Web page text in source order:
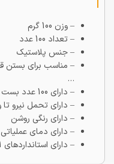
– وزن 100 گرم
– تعداد 100 عدد
– جنس پلاستیک
– مناسب برای بستن
…
– دارای 100 عدد بست کمربندی
– دارای تحمل نیرو تا وزن 18.2
– دارای رنگی روشن
– دارای دمای عملیاتی 85 درجه سانتی‌گراد
– دارای استاندارد‌های ISO 9001 و ISO 14001